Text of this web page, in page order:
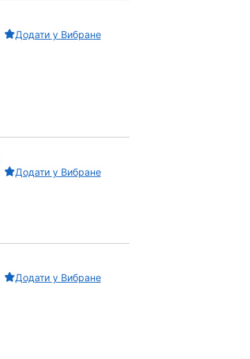
Додати у Вибране
Додати у Вибране
Додати у Вибране